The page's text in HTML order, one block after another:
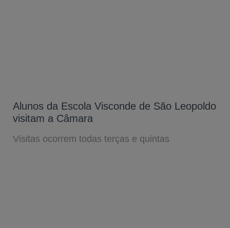
Alunos da Escola Visconde de São Leopoldo
visitam a Câmara
Visitas ocorrem todas terças e quintas